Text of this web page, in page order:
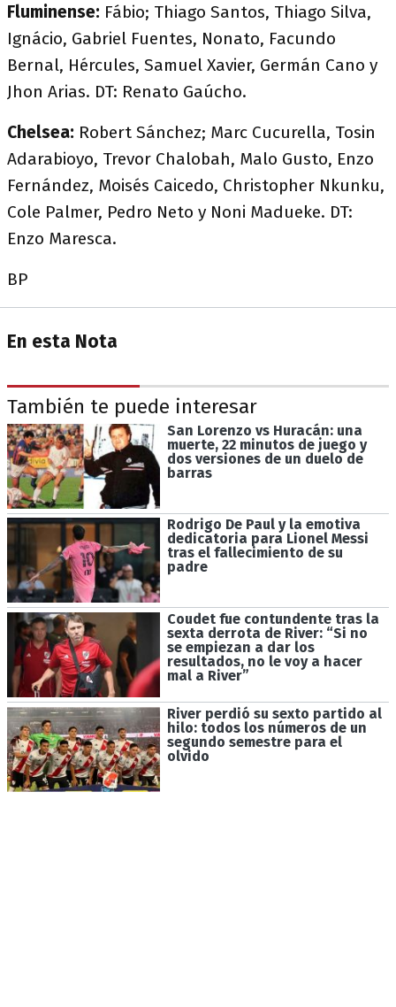
Fluminense: Fábio; Thiago Santos, Thiago Silva,
Ignácio, Gabriel Fuentes, Nonato, Facundo
Bernal, Hércules, Samuel Xavier, Germán Cano y
Jhon Arias. DT: Renato Gaúcho.
Chelsea: Robert Sánchez; Marc Cucurella, Tosin
Adarabioyo, Trevor Chalobah, Malo Gusto, Enzo
Fernández, Moisés Caicedo, Christopher Nkunku,
Cole Palmer, Pedro Neto y Noni Madueke. DT:
Enzo Maresca.
BP
En esta Nota
También te puede interesar
San Lorenzo vs Huracán: una
muerte, 22 minutos de juego y
dos versiones de un duelo de
barras
Rodrigo De Paul y la emotiva
dedicatoria para Lionel Messi
tras el fallecimiento de su
padre
Coudet fue contundente tras la
sexta derrota de River: “Si no
se empiezan a dar los
resultados, no le voy a hacer
mal a River”
River perdió su sexto partido al
hilo: todos los números de un
segundo semestre para el
olvido